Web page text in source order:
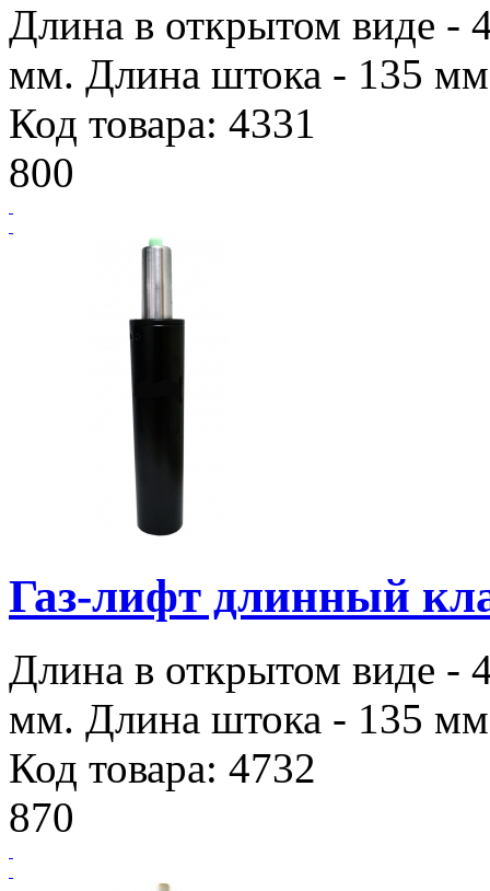
Длина в открытом виде -
мм. Длина штока - 135
Код товара: 4331
800
Газ-лифт длинный
Длина в открытом виде -
мм. Длина штока - 135
Код товара: 4732
870